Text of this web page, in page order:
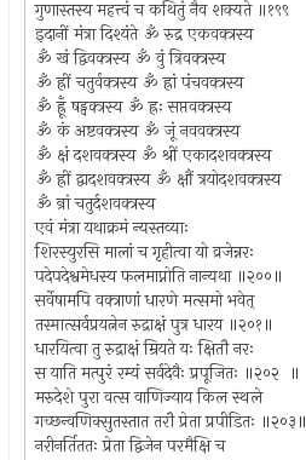
गुणास्तस्य महत्त्वं च कथितुं नैव शक्यते ॥१९९
इदानीं मंत्रा दिश्यंते ॐ रुद्र एकवक्त्रस्य
ॐ खं द्विवक्त्रस्य ॐ वुं त्रिवक्त्रस्य
ॐ ह्रीं चतुर्वक्त्रस्य ॐ ह्रां पंचवक्त्रस्य
ॐ ह्रूँ षड्वक्त्रस्य ॐ ह्रः सप्तवक्त्रस्य
ॐ कं अष्टवक्त्रस्य ॐ जूं नववक्त्रस्य
ॐ क्षं दशवक्त्रस्य ॐ श्रीं एकादशवक्त्रस्य
ॐ ह्रीं द्वादशवक्त्रस्य ॐ क्षौं त्रयोदशवक्त्रस्य
ॐ न्रां चतुर्दशवक्त्रस्य
एवं मंत्रा यथाक्रमं न्यस्तव्याः
शिरस्युरसि मालां च गृहीत्वा यो व्रजेन्नरः
पदेपदेश्वमेधस्य फलमाप्नोति नान्यथा ॥२००॥
सर्वेषामपि वक्त्राणां धारणे मत्समो भवेत्
तस्मात्सर्वप्रयत्नेन रुद्राक्षं पुत्र धारय ॥२०१॥
धारयित्वा तु रुद्राक्षं म्रियते यः क्षितौ नरः
स याति मत्पुरं रम्यं सर्वदेवैः प्रपूजितः ॥२०२ ॥
मरुदेशे पुरा वत्स वाणिज्याय किल स्थले
गच्छन्वणिक्सुतस्तात तरौ प्रेता प्रपीडितः ॥२०३॥
नरीनर्तिततः प्रेता द्विजेन परमैक्षि च